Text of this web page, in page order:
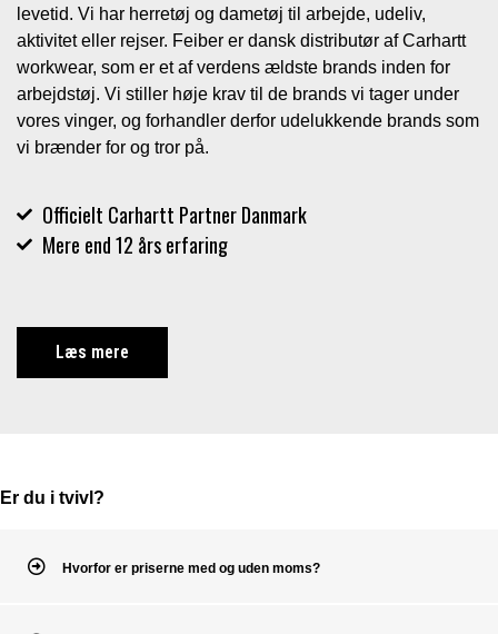
levetid. Vi har herretøj og dametøj til arbejde, udeliv,
aktivitet eller rejser. Feiber er dansk distributør af Carhartt
workwear, som er et af verdens ældste brands inden for
arbejdstøj. Vi stiller høje krav til de brands vi tager under
vores vinger, og forhandler derfor udelukkende brands som
vi brænder for og tror på.
Officielt Carhartt Partner Danmark
Mere end 12 års erfaring
Læs mere
Er du i tvivl?
Hvorfor er priserne med og uden moms?